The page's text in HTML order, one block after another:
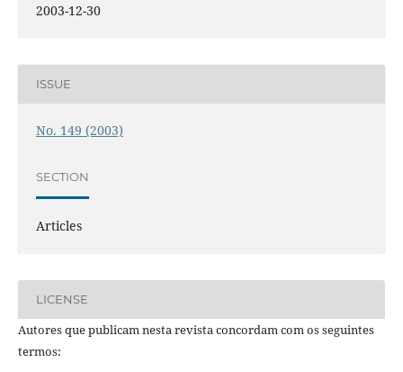
2003-12-30
ISSUE
No. 149 (2003)
SECTION
Articles
LICENSE
Autores que publicam nesta revista concordam com os seguintes
termos: